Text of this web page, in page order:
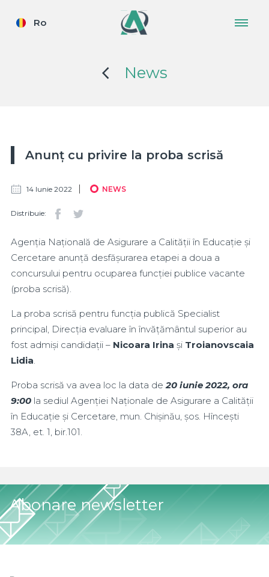
Ro
News
Anunț cu privire la proba scrisă
14 Iunie 2022 NEWS
Distribuie:
Agenția Națională de Asigurare a Calității în Educație și
Cercetare anunță desfășurarea etapei a doua a
concursului pentru ocuparea funcției publice vacante
(proba scrisă).
La proba scrisă pentru funcția publică Specialist
principal, Direcția evaluare în învățământul superior au
fost admiși candidații – Nicoara Irina și Troianovscaia
Lidia.
Proba scrisă va avea loc la data de 20 iunie 2022, ora
9:00 la sediul Agenției Naționale de Asigurare a Calității
în Educație și Cercetare, mun. Chișinău, șos. Hîncești
38A, et. 1, bir.101.
Abonare newsletter